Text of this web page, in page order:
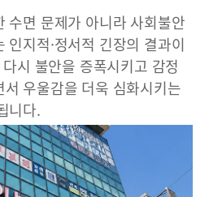
수면 문제가 아니라 사회불안
인지적·정서적 긴장의 결과이
시 불안을 증폭시키고 감정
우울감을 더욱 심화시키는
니다.